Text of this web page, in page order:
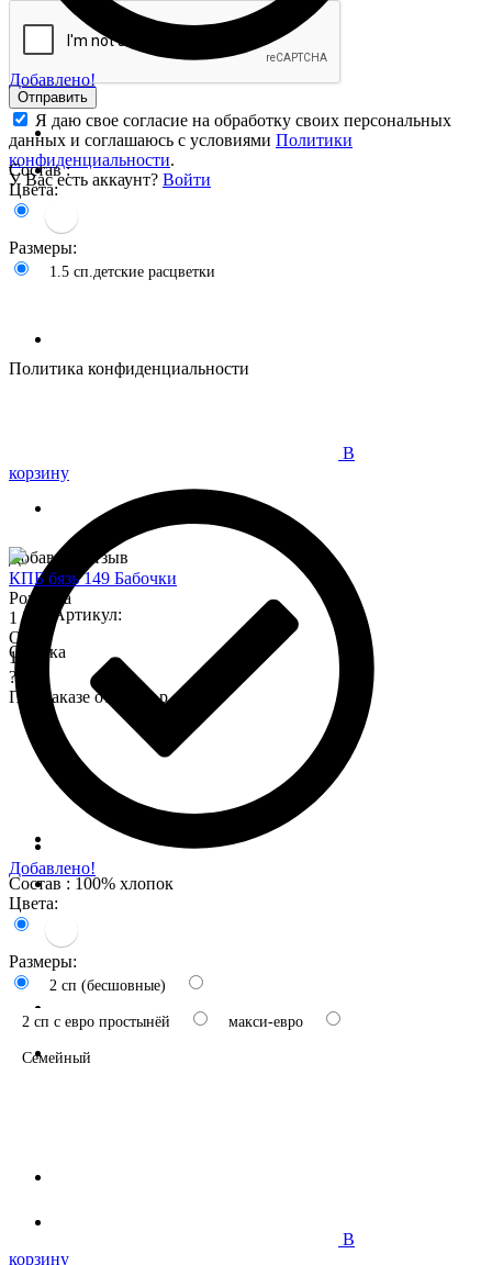
Добавлено!
Состав :
Цвета:
Размеры:
1.5 сп.детские расцветки
В
корзину
Добавлено!
Состав : 100% хлопок
Цвета:
Размеры:
2 сп (бесшовные)
2 сп с евро простынёй макси-евро
Семейный
В
корзину
КПБ бязь 149 Бабочки
Розница
1 575
Опт
1 345
?
При заказе от 7 000 р.
Отправить
Я даю свое согласие на обработку своих персональных
данных и соглашаюсь с условиями Политики
конфиденциальности.
У Вас есть аккаунт? Войти
Политика конфиденциальности
Добавить отзыв
Артикул:
Оценка